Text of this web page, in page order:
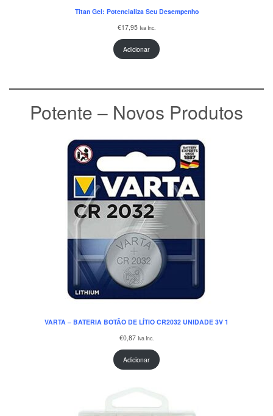
Titan Gel: Potencializa Seu Desempenho
€17,95 Iva Inc.
Adicionar
Potente – Novos Produtos
VARTA – BATERIA BOTÃO DE LÍTIO CR2032 UNIDADE 3V 1
€0,87 Iva Inc.
Adicionar